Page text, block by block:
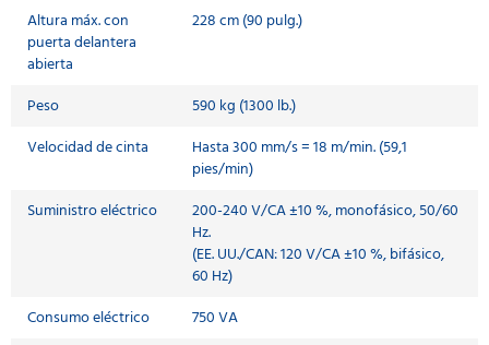
Altura máx. con
puerta delantera
abierta
228 cm (90 pulg.)
Peso
590 kg (1300 lb.)
Velocidad de cinta
Hasta 300 mm/s = 18 m/min. (59,1
pies/min)
Suministro eléctrico
200-240 V/CA ±10 %, monofásico, 50/60
Hz.
(EE. UU./CAN: 120 V/CA ±10 %, bifásico,
60 Hz)
Consumo eléctrico
750 VA